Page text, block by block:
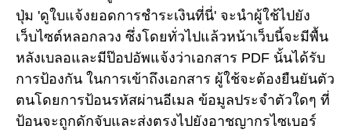
ปุ่ม 'ดูใบแจ้งยอดการชำระเงินที่นี่' จะนำผู้ใช้ไปยัง
เว็บไซต์หลอกลวง ซึ่งโดยทั่วไปแล้วหน้าเว็บนี้จะมีพื้น
หลังเบลอและมีป๊อปอัพแจ้งว่าเอกสาร PDF นั้นได้รับ
การป้องกัน ในการเข้าถึงเอกสาร ผู้ใช้จะต้องยืนยันตัว
ตนโดยการป้อนรหัสผ่านอีเมล ข้อมูลประจำตัวใดๆ ที่
ป้อนจะถูกดักจับและส่งตรงไปยังอาชญากรไซเบอร์